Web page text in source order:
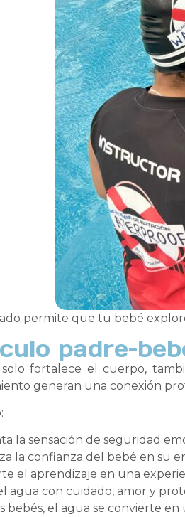
permite que tu bebé
fortalece el cuerpo,
generan una conexión
la sensación de seguridad
la confianza del bebé en su
el aprendizaje en una
agua con cuidado, amor y
bebés, el agua se convierte